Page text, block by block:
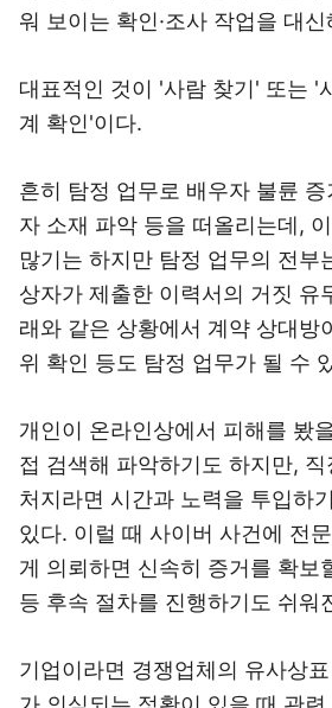
워 보이는 확인·조사 작업을 대
대표적인 것이 '사람 찾기' 또는 '
계 확인'이다.
흔히 탐정 업무로 배우자 불륜 증
자 소재 파악 등을 떠올리는데,
많기는 하지만 탐정 업무의 전부
상자가 제출한 이력서의 거짓 유
래와 같은 상황에서 계약 상대방
위 확인 등도 탐정 업무가 될 수
개인이 온라인상에서 피해를 봤
접 검색해 파악하기도 하지만,
처지라면 시간과 노력을 투입하
있다. 이럴 때 사이버 사건에 전
게 의뢰하면 신속히 증거를 확보
등 후속 절차를 진행하기도 쉬워
기업이라면 경쟁업체의 유사상